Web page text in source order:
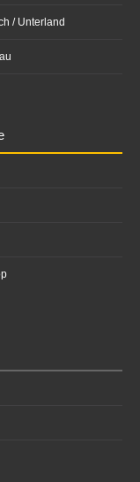
/ Unterland